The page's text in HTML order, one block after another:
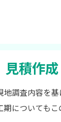
見積作
地調査内容を
期についてもこ